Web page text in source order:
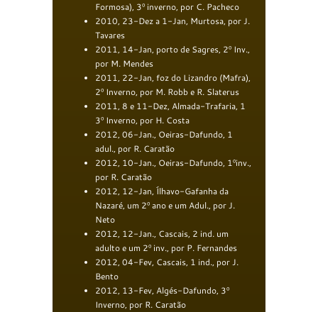
Formosa), 3º inverno, por C. Pacheco
2010, 23-Dez a 1-Jan, Murtosa, por J.
Tavares
2011, 14-Jan, porto de Sagres, 2º Inv.,
por M. Mendes
2011, 22-Jan, foz do Lizandro (Mafra),
2º Inverno, por M. Robb e R. Slaterus
2011, 8 e 11-Dez, Almada-Trafaria, 1
3º Inverno, por H. Costa
2012, 06-Jan., Oeiras-Dafundo, 1
adul., por R. Caratão
2012, 10-Jan., Oeiras-Dafundo, 1ºinv.,
por R. Caratão
2012, 12-Jan, Ílhavo-Gafanha da
Nazaré, um 2º ano e um Adul., por J.
Neto
2012, 12-Jan., Cascais, 2 ind. um
adulto e um 2º inv., por P. Fernandes
2012, 04-Fev, Cascais, 1 ind., por J.
Bento
2012, 13-Fev, Algés-Dafundo, 3º
Inverno, por R. Caratão